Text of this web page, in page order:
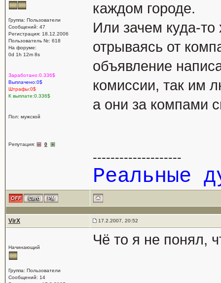
Группа: Пользователи
Сообщений: 47
Регистрация: 18.12.2006
Пользователь №: 618
На форуме:
0d 1h 12m 8s
Заработано:0.336$
Выплачено:0$
Штрафы:0$
К выплате:0.336$
Пол: мужской
Репутация: 0
каждом городе.
Или зачем куда-то
отрываясь от
объявление
комиссии, так им
а они за компами
--------------------
Реальные
VirX 17.2.2007, 20:52
Начинающий
Группа: Пользователи
Сообщений: 14
Чё то я не понял,